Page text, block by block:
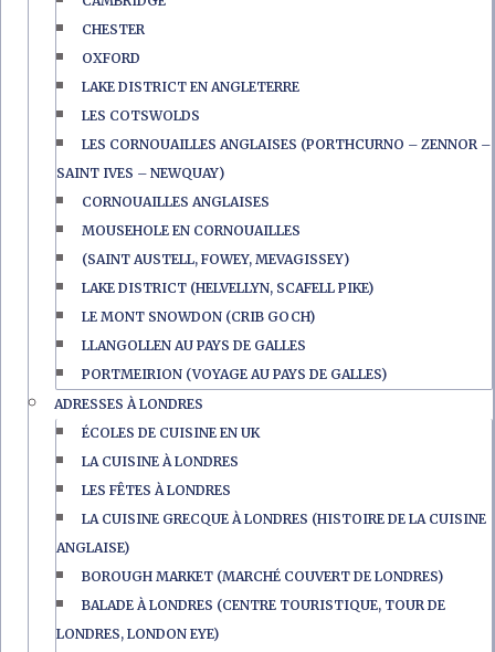
CHESTER
OXFORD
LAKE DISTRICT EN ANGLETERRE
LES COTSWOLDS
LES CORNOUAILLES ANGLAISES (PORTHCURNO – ZENNOR –
SAINT IVES – NEWQUAY)
CORNOUAILLES ANGLAISES
MOUSEHOLE EN CORNOUAILLES
(SAINT AUSTELL, FOWEY, MEVAGISSEY)
LAKE DISTRICT (HELVELLYN, SCAFELL PIKE)
LE MONT SNOWDON (CRIB GOCH)
LLANGOLLEN AU PAYS DE GALLES
PORTMEIRION (VOYAGE AU PAYS DE GALLES)
ADRESSES À LONDRES
ÉCOLES DE CUISINE EN UK
LA CUISINE À LONDRES
LES FÊTES À LONDRES
LA CUISINE GRECQUE À LONDRES (HISTOIRE DE LA CUISINE
ANGLAISE)
BOROUGH MARKET (MARCHÉ COUVERT DE LONDRES)
BALADE À LONDRES (CENTRE TOURISTIQUE, TOUR DE
LONDRES, LONDON EYE)